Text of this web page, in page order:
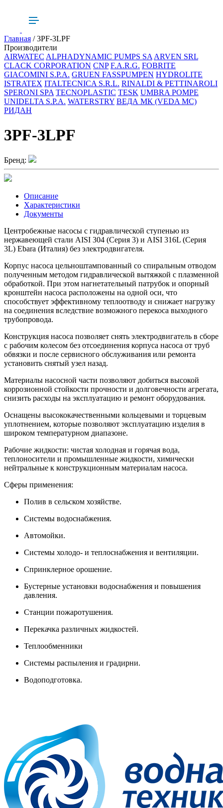
Главная / 3PF-3LPF
Производители
AIRWATEC ALPHADYNAMIC PUMPS SAARVEN SRL
CLACK CORPORATION CNP F.A.R.G. FOBRITE
GIACOMINI S.P.A. GRUEN FASSPUMPEN HYDROLITE
ISTRATEX ITALTECNICA S.R.L. RINALDI & PETTINAROLI
SPERONI SPA TECNOPLASTIC TESK UMBRA POMPE
UNIDELTA S.P.A. WATERSTRY ВЕДА МК (VEDA MC)
РИДАН
3PF-3LPF
Бренд:
Описание
Характеристики
Документы
Центробежные насосы с гидравлической ступенью из
нержавеющей стали AISI 304 (Серия 3) и AISI 316L (Серия
3L) Ebara (Италия) без электродвигателя.
Корпус насоса цельноштампованный со спиральным отводом
полученным методом гидравлической вытяжкой с плазменной
обработкой. При этом нагнетательный патрубок и опорный
кронштейн насоса расположены на одной оси, что
способствует эффективному теплоотводу и снижает нагрузку
на соединения вследствие возможного перекоса выходного
трубопровода.
Конструкция насоса позволяет снять электродвигатель в сборе
с рабочим колесом без отсоединения корпуса насоса от труб
обвязки и после сервисного обслуживания или ремонта
установить снятый узел назад.
Материалы насосной части позволяют добиться высокой
коррозионной стойкости прочности и долговечности агрегата,
снизить расходы на эксплуатацию и ремонт оборудования.
Оснащены высококачественными кольцевыми и торцевым
уплотнением, которые позволяют эксплуатацию изделия в
широком температурном диапазоне.
Рабочие жидкости: чистая холодная и горячая вода,
теплоносители и промышленные жидкости, химически
нейтральные к конструкционным материалам насоса.
Сферы применения:
Полив в сельском хозяйстве.
Системы водоснабжения.
Автомойки.
Системы холодо- и теплоснабжения и вентиляции.
Спринклерное орошение.
Бустерные установки водоснабжения и повышения
давления.
Станции пожаротушения.
Перекачка различных жидкостей.
Теплообменники
Системы распыления и градирни.
Водоподготовка.